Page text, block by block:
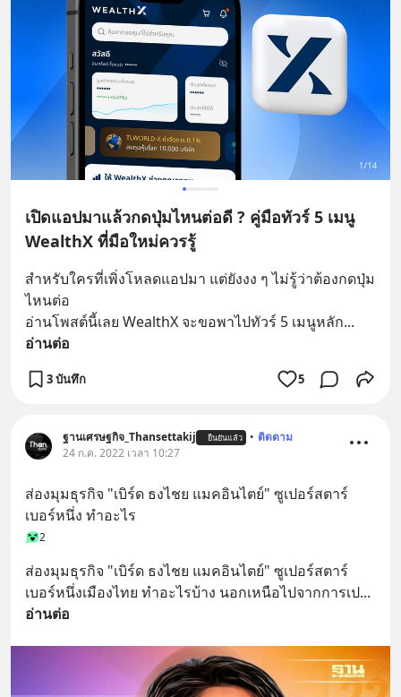
เปิดแอปมาแล้วกดปุ่มไหนต่อดี ? คู่มือทัวร์ 5 เมนู
WealthX ที่มือใหม่ควรรู้
สำหรับใครที่เพิ่งโหลดแอปมา แต่ยังงง ๆ ไม่รู้ว่าต้องกดปุ่ม
ไหนต่อ
อ่านโพสต์นี้เลย WealthX จะขอพาไปทัวร์ 5 เมนูหลัก
อ่านต่อ
3 บันทึก 5
ฐานเศรษฐกิจ_Thansettakij ยืนยันแล้ว • ติดตาม
24 ก.ค. 2022 เวลา 10:27
ส่องมุมธุรกิจ "เบิร์ด ธงไชย แมคอินไตย์" ซูเปอร์สตาร์
เบอร์หนึ่ง ทำอะไร
2
ส่องมุมธุรกิจ "เบิร์ด ธงไชย แมคอินไตย์" ซูเปอร์สตาร์
เบอร์หนึ่งเมืองไทย ทำอะไรบ้าง นอกเหนือไปจากการเป
อ่านต่อ